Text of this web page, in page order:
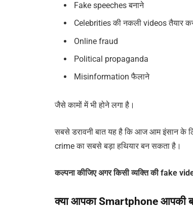
Fake speeches बनाने
Celebrities की नकली videos तैयार
Online fraud
Political propaganda
Misinformation फैलाने
जैसे कामों में भी होने लगा है।
सबसे डरावनी बात यह है कि आज आम इंसान के
crime का सबसे बड़ा हथियार बन सकता है।
कल्पना कीजिए अगर किसी व्यक्ति की fake
क्या आपका Smartphone आपकी